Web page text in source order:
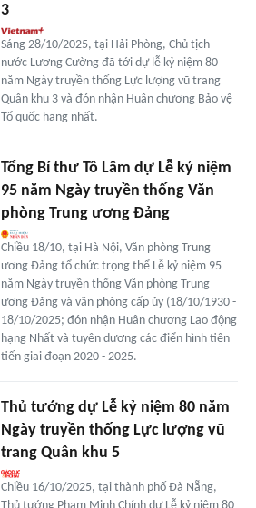
3
Sáng 28/10/2025, tại Hải Phòng, Chủ tịch
nước Lương Cường đã tới dự lễ kỷ niệm 80
năm Ngày truyền thống Lực lượng vũ trang
Quân khu 3 và đón nhận Huân chương Bảo vệ
Tổ quốc hạng nhất.
Tổng Bí thư Tô Lâm dự Lễ kỷ niệm
95 năm Ngày truyền thống Văn
phòng Trung ương Đảng
Chiều 18/10, tại Hà Nội, Văn phòng Trung
ương Đảng tổ chức trọng thể Lễ kỷ niệm 95
năm Ngày truyền thống Văn phòng Trung
ương Đảng và văn phòng cấp ủy (18/10/1930 -
18/10/2025; đón nhận Huân chương Lao động
hạng Nhất và tuyên dương các điển hình tiên
tiến giai đoạn 2020 - 2025.
Thủ tướng dự Lễ kỷ niệm 80 năm
Ngày truyền thống Lực lượng vũ
trang Quân khu 5
Chiều 16/10/2025, tại thành phố Đà Nẵng,
Thủ tướng Phạm Minh Chính dự Lễ kỷ niệm 80